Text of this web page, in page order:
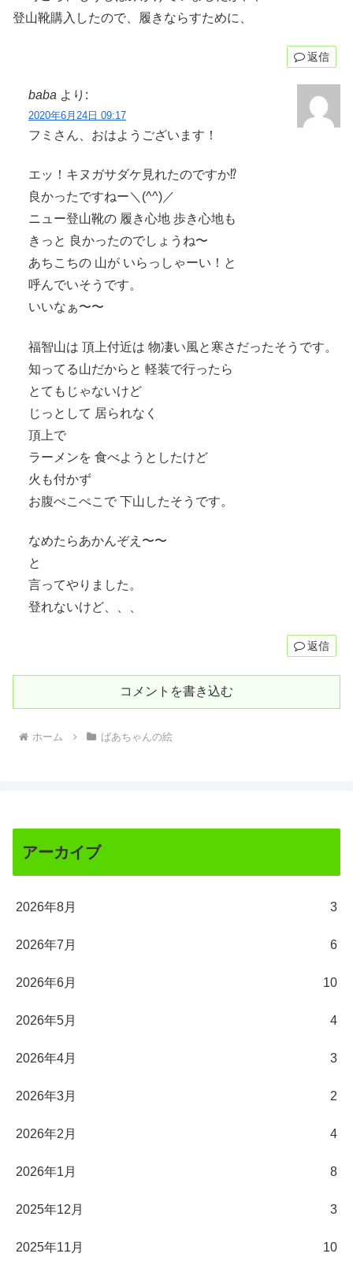
登山靴購入したので、履きならすために、
返信
baba より:
2020年6月24日 09:17
フミさん、おはようございます！
エッ！キヌガサダケ見れたのですか⁉︎
良かったですねー＼(^^)／
ニュー登山靴の 履き心地 歩き心地も
きっと 良かったのでしょうね〜
あちこちの 山が いらっしゃーい！と
呼んでいそうです。
いいなぁ〜〜
福智山は 頂上付近は 物凄い風と寒さだったそうです。
知ってる山だからと 軽装で行ったら
とてもじゃないけど
じっとして 居られなく
頂上で
ラーメンを 食べようとしたけど
火も付かず
お腹ぺこぺこで 下山したそうです。
なめたらあかんぞえ〜〜
と
言ってやりました。
登れないけど、、、
返信
コメントを書き込む
ホーム ばあちゃんの絵
アーカイブ
2026年8月 3
2026年7月 6
2026年6月 10
2026年5月 4
2026年4月 3
2026年3月 2
2026年2月 4
2026年1月 8
2025年12月 3
2025年11月 10